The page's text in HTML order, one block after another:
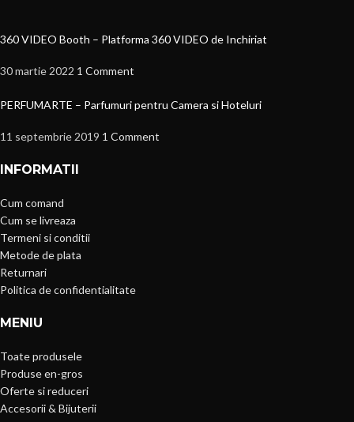
360 VIDEO Booth – Platforma 360 VIDEO de Inchiriat
30 martie 2022 1 Comment
PERFUMARTE – Parfumuri pentru Camera si Hoteluri
11 septembrie 2019 1 Comment
INFORMATII
Cum comand
Cum se livreaza
Termeni si conditii
Metode de plata
Returnari
Politica de confidentialitate
MENIU
Toate produsele
Produse en-gros
Oferte si reduceri
Accesorii & Bijuterii